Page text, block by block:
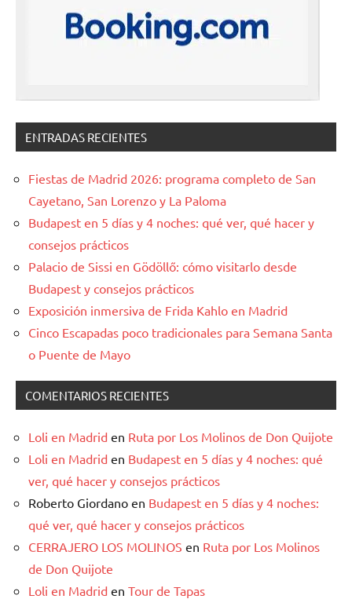
ENTRADAS RECIENTES
Fiestas de Madrid 2026: programa completo de San
Cayetano, San Lorenzo y La Paloma
Budapest en 5 días y 4 noches: qué ver, qué hacer y
consejos prácticos
Palacio de Sissi en Gödöllő: cómo visitarlo desde
Budapest y consejos prácticos
Exposición inmersiva de Frida Kahlo en Madrid
Cinco Escapadas poco tradicionales para Semana Santa
o Puente de Mayo
COMENTARIOS RECIENTES
Loli en Madrid en Ruta por Los Molinos de Don Quijote
Loli en Madrid en Budapest en 5 días y 4 noches: qué
ver, qué hacer y consejos prácticos
Roberto Giordano en Budapest en 5 días y 4 noches:
qué ver, qué hacer y consejos prácticos
CERRAJERO LOS MOLINOS en Ruta por Los Molinos
de Don Quijote
Loli en Madrid en Tour de Tapas